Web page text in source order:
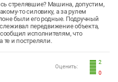
стрелявшие? Машина, допустим,
то силовику, а за рулем
были его родные. Подручный
передвижение объекта,
сообщил исполнителям, что
те и постреляли.
2
0
Оценить: